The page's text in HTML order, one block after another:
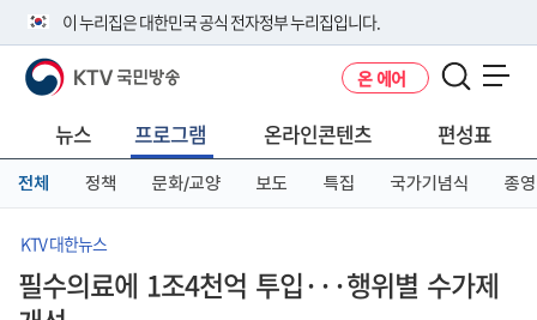
이 누리집은 대한민국 공식 전자정부 누리집입니다.
공식 누리집 주소 확인하기
니다.
이밖에 or.kr 또는 .kr등 다른 도메인 주소를 사용하고 있다면 아래 URL에
서 도메인 주소를 확인해 보세요
KTV 국민방송 온 에어
뉴스 프로그램 온라인콘텐츠 편성표
전체 정책 문화/교양 보도 특집 국가기념식 종영
KTV 대한뉴스
필수의료에 1조4천억 투입···행위별 수가제